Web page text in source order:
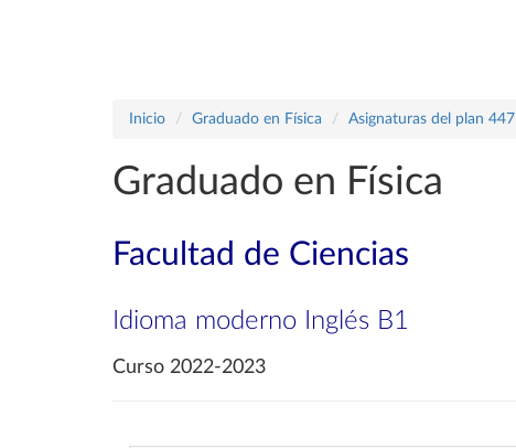
Inicio Graduado en Física Asignaturas del plan 447
Graduado en Física
Facultad de Ciencias
Idioma moderno Inglés B1
Curso 2022-2023